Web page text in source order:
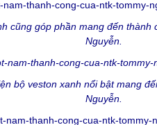
cũng góp phần mang đến thành
Nguyễn.
bộ veston xanh nổi bật mang
Nguyễn.